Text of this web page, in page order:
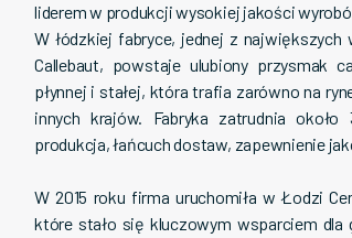
liderem w produkcji wysokiej jakości
W łódzkiej fabryce, jednej z największych
Callebaut, powstaje ulubiony przysmak
płynnej i stałej, która trafia zarówno na
innych krajów. Fabryka zatrudnia
produkcja, łańcuch dostaw, zapewnienie
W 2015 roku firma uruchomiła w Łodzi
które stało się kluczowym wsparciem dla